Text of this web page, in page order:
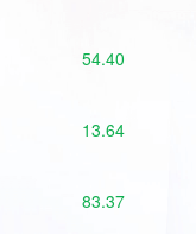
54.40
13.64
83.37